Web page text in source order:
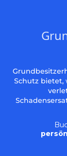
Schutz bietet,